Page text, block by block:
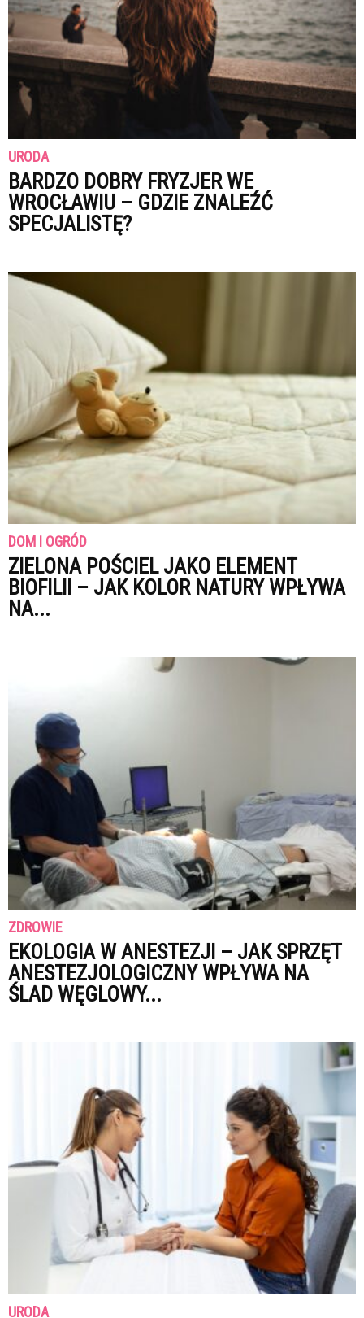
URODA
BARDZO DOBRY FRYZJER WE
WROCŁAWIU – GDZIE ZNALEŹĆ
SPECJALISTĘ?
DOM I OGRÓD
ZIELONA POŚCIEL JAKO ELEMENT
BIOFILII – JAK KOLOR NATURY WPŁYWA
NA...
ZDROWIE
EKOLOGIA W ANESTEZJI – JAK SPRZĘT
ANESTEZJOLOGICZNY WPŁYWA NA
ŚLAD WĘGLOWY...
URODA